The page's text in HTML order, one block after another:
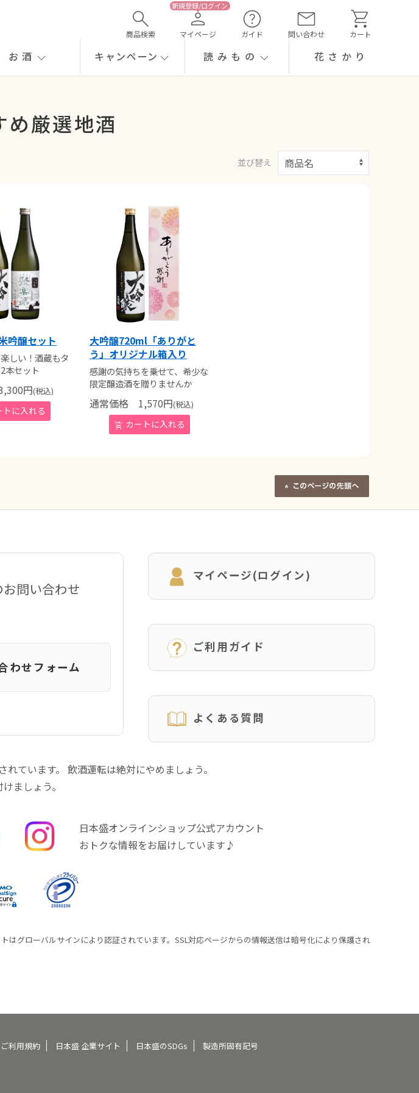
商品検索 マイページ ガイド 問い合わせ カート
お酒 キャンペーン 読みもの 花さかり
め厳選地酒
並び替え
吟醸セット
しい！酒蔵もタ
本セット
円(税込)
大吟醸720ml「ありがと
う」オリジナル箱入り
感謝の気持ちを乗せて、希少な
限定醸造酒を贈りませんか
通常価格1,570円(税込)
問い合わせ
わせフォーム
マイページ(ログイン)
ご利用ガイド
よくある質問
ています。 飲酒運転は絶対にやめましょう。
ましょう。
日本盛オンラインショップ公式アカウント
おトクな情報をお届けしています♪
はグローバルサインにより認証されています。SSL対応ページからの情報送信は暗号化により保護され
ご利用規約 日本盛 企業サイト 日本盛のSDGs 製造所固有記号